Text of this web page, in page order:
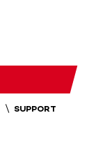
SUPPORT